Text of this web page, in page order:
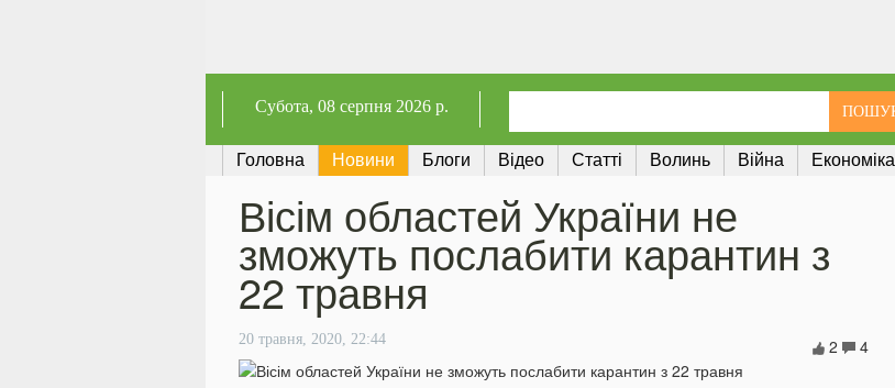
Субота, 08 серпня 2026 р.
Головна Новини Блоги Відео Статті Волинь Війна Економіка
Вісім областей України не
зможуть послабити карантин з
22 травня
20 травня, 2020, 22:44 4
2